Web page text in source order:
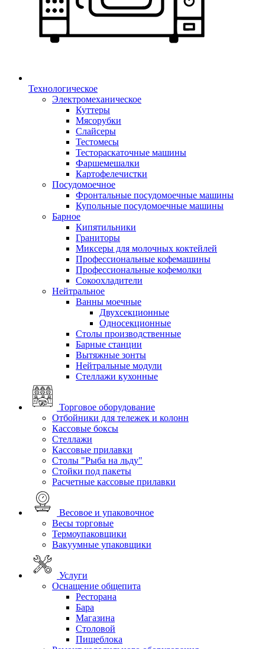
Технологическое
Электромеханическое
Куттеры
Мясорубки
Слайсеры
Тестомесы
Тестораскаточные машины
Фаршемешалки
Картофелечистки
Посудомоечное
Фронтальные посудомоечные машины
Купольные посудомоечные машины
Барное
Кипятильники
Граниторы
Миксеры для молочных коктейлей
Профессиональные кофемашины
Профессиональные кофемолки
Сокоохладители
Нейтральное
Ванны моечные
Двухсекционные
Односекционные
Столы производственные
Барные станции
Вытяжные зонты
Нейтральные модули
Стеллажи кухонные
Торговое оборудование
Отбойники для тележек и колонн
Кассовые боксы
Стеллажи
Кассовые прилавки
Столы "Рыба на льду"
Стойки под пакеты
Расчетные кассовые прилавки
Весовое и упаковочное
Весы торговые
Термоупаковщики
Вакуумные упаковщики
Услуги
Оснащение общепита
Ресторана
Бара
Магазина
Столовой
Пищеблока